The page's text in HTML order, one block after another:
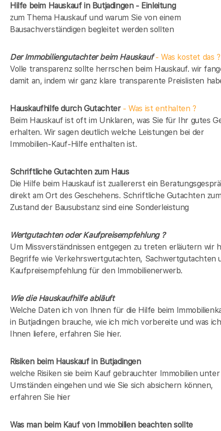
Hilfe beim Hauskauf in Butjadingen - Einleitung
zum Thema Hauskauf und warum Sie von einem
Bausachverständigen begleitet werden sollten
Der Immobiliengutachter beim Hauskauf- Was kostet das ?
Volle transparenz sollte herrschen beim Hauskauf. wir
damit an, indem wir ganz klare transparente Preislisten
Hauskaufhilfe durch Gutachter- Was ist enthalten ?
Beim Hauskauf ist oft im Unklaren, was Sie für Ihr gutes
erhalten. Wir sagen deutlich welche Leistungen bei der
Immobilien-Kauf-Hilfe enthalten ist.
Schriftliche Gutachten zum Haus
Die Hilfe beim Hauskauf ist zuallererst ein
direkt am Ort des Geschehens. Schriftliche Gutachten
Zustand der Bausubstanz sind eine Sonderleistung
Wertgutachten oder Kaufpreisempfehlung ?
Um Missverständnissen entgegen zu treten erläutern wir
Begriffe wie Verkehrswertgutachten, Sachwertgutachten
Kaufpreisempfehlung für den Immobilienerwerb.
Wie die Hauskaufhilfe abläuft
Welche Daten ich von Ihnen für die Hilfe beim
in Butjadingen brauche, wie ich mich vorbereite und was ich
Ihnen liefere, erfahren Sie hier.
Risiken beim Hauskaufin Butjadingen
welche Risiken sie beim Kauf gebrauchter Immobilien unter
Umständen eingehen und wie Sie sich absichern können,
erfahren Sie hier
Was man beim Kauf von Immobilien beachten sollte